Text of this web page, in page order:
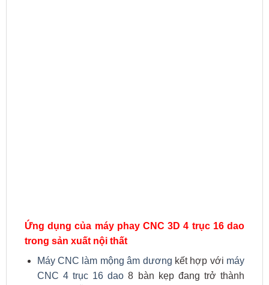
Ứng dụng của máy phay CNC 3D 4 trục 16 dao
trong sản xuất nội thất
Máy CNC làm mộng âm dương kết hợp với máy
CNC 4 trục 16 dao 8 bàn kẹp đang trở thành